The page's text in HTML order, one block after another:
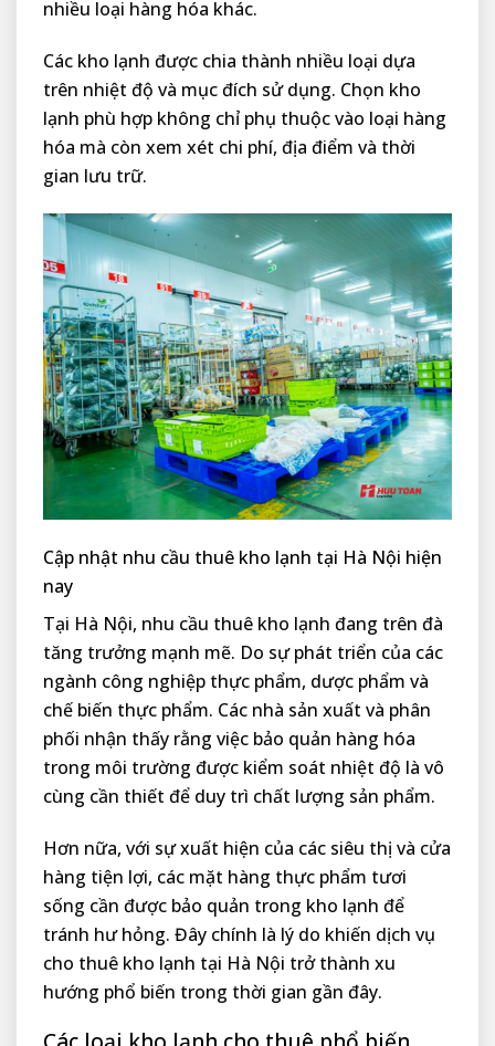
nhiều loại hàng hóa khác.
Các kho lạnh được chia thành nhiều loại dựa
trên nhiệt độ và mục đích sử dụng. Chọn kho
lạnh phù hợp không chỉ phụ thuộc vào loại hàng
hóa mà còn xem xét chi phí, địa điểm và thời
gian lưu trữ.
Cập nhật nhu cầu thuê kho lạnh tại Hà Nội hiện
nay
Tại Hà Nội, nhu cầu thuê kho lạnh đang trên đà
tăng trưởng mạnh mẽ. Do sự phát triển của các
ngành công nghiệp thực phẩm, dược phẩm và
chế biến thực phẩm. Các nhà sản xuất và phân
phối nhận thấy rằng việc bảo quản hàng hóa
trong môi trường được kiểm soát nhiệt độ là vô
cùng cần thiết để duy trì chất lượng sản phẩm.
Hơn nữa, với sự xuất hiện của các siêu thị và cửa
hàng tiện lợi, các mặt hàng thực phẩm tươi
sống cần được bảo quản trong kho lạnh để
tránh hư hỏng. Đây chính là lý do khiến dịch vụ
cho thuê kho lạnh tại Hà Nội trở thành xu
hướng phổ biến trong thời gian gần đây.